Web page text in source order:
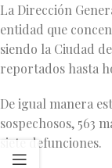
La Dirección
entidad que
siendo la Ciudad
reportados hasta
De igual manera
sospechosos, 563
siete defunciones.